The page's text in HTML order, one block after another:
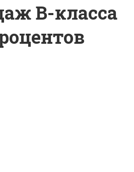
В-класса